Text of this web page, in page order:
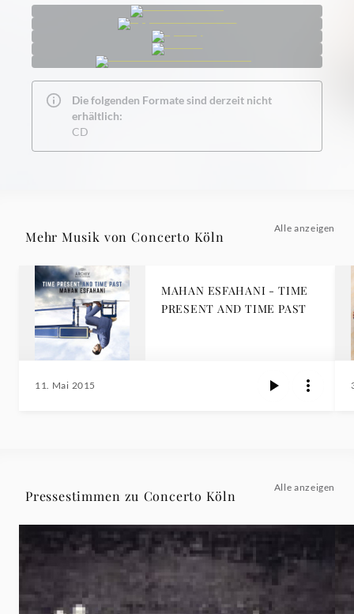
Die folgenden Formate sind derzeit nicht
erhältlich:
CD
Mehr Musik von Concerto Köln
Alle anzeigen
MAHAN ESFAHANI - TIME
PRESENT AND TIME PAST
11. Mai 2015
Pressestimmen zu Concerto Köln
Alle anzeigen